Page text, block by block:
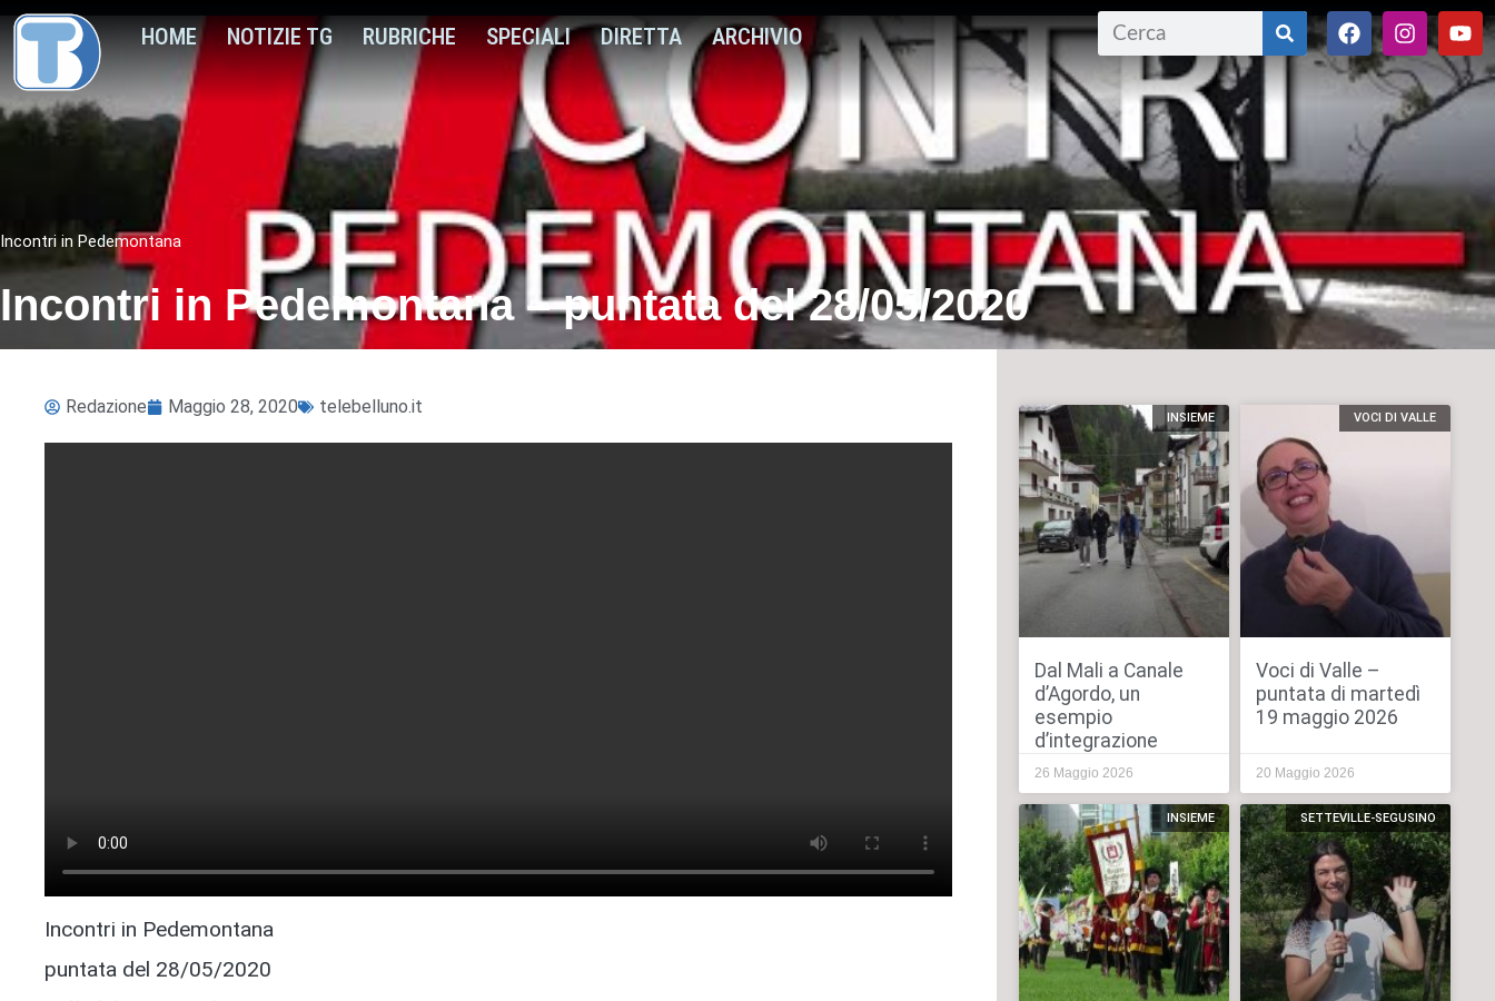
HOME NOTIZIE TG RUBRICHE SPECIALI DIRETTA ARCHIVIO
Incontri in Pedemontana
Incontri in Pedemontana – puntata del 28/05/2020
Redazione Maggio 28, 2020 telebelluno.it
Incontri in Pedemontana
puntata del 28/05/2020
INSIEME
Dal Mali a Canale
d’Agordo, un
esempio
d’integrazione
26 Maggio 2026
VOCI DI VALLE
Voci di Valle –
puntata di martedì
19 maggio 2026
20 Maggio 2026
INSIEME SETTEVILLE-SEGUSINO